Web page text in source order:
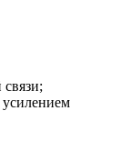
усилением